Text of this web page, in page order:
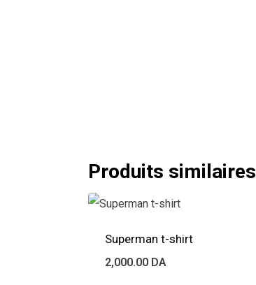
Produits similaires
Superman t-shirt
2,000.00 DA